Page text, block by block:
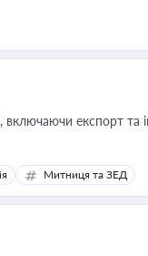
експорт та
Митниця та ЗЕД